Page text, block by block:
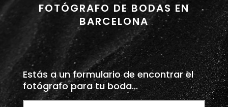
FOTÓGRAFO DE BODAS EN
BARCELONA
Estás a un formulario de encontrar el
fotógrafo para tu boda...